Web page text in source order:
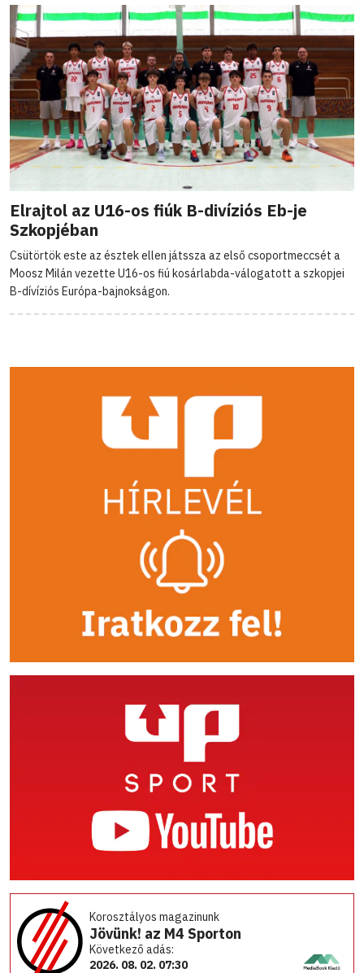
Elrajtol az U16-os fiúk B-divíziós Eb-je
Szkopjéban
Csütörtök este az észtek ellen játssza az első csoportmeccsét a
Moosz Milán vezette U16-os fiú kosárlabda-válogatott a szkopjei
B-dívíziós Európa-bajnokságon.
Korosztályos magazinunk
Jövünk! az M4 Sporton
Következő adás:
2026. 08. 02. 07:30